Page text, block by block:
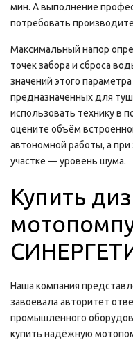
мин. А выполнение
потребовать
Максимальный напор
точек забора и сброса
значений этого
предназначенных для
использовать технику в
оцените объём
автономной работы, а
участке — уровень шума.
Купить
Наша компания
завоевала авторитет
промышленного
купить надёжную